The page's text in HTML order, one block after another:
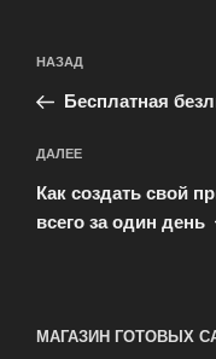
по
записям
Предыдущая
запись:
НАЗАД
Бесплатная
Следующая
запись
ДАЛЕЕ
Как создать свой
всего за один день
МАГАЗИН ГОТОВЫХ